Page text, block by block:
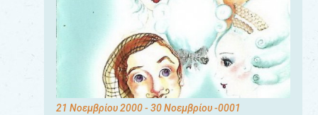
21 Νοεμβρίου 2000- 30 Νοεμβρίου -0001